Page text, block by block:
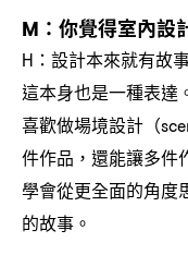
M： 你覺得室內設
H： 設計本來就有故
這本身也是一種表達
喜歡做場境設計 （
件作品 ， 還能讓多件
學會從更全面的角度
的故事。